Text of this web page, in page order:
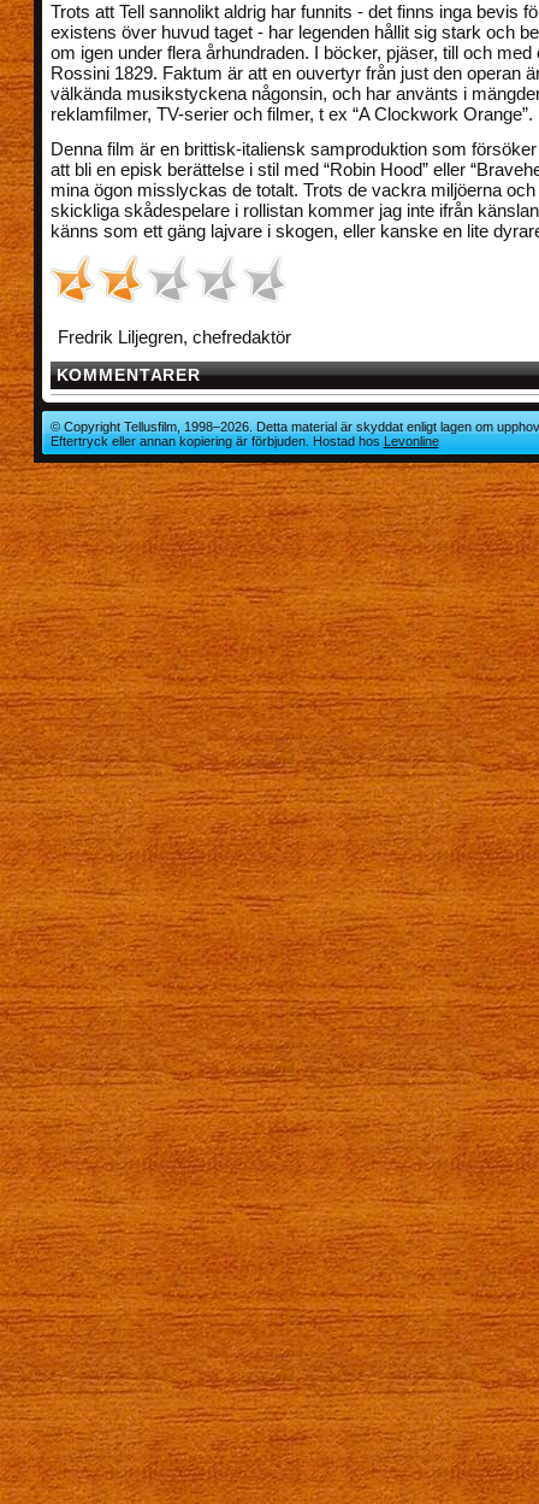
Trots att Tell sannolikt aldrig har funnits - det finns inga bevis
existens över huvud taget - har legenden hållit sig stark och
om igen under flera århundraden. I böcker, pjäser, till och med
Rossini 1829. Faktum är att en ouvertyr från just den operan
välkända musikstyckena någonsin, och har använts i
reklamfilmer, TV-serier och filmer, t ex “A Clockwork Orange”.
Denna film är en brittisk-italiensk samproduktion som
att bli en episk berättelse i stil med “Robin Hood” eller
mina ögon misslyckas de totalt. Trots de vackra miljöerna och
skickliga skådespelare i rollistan kommer jag inte ifrån
känns som ett gäng lajvare i skogen, eller kanske en lite
Fredrik Liljegren, chefredaktör
KOMMENTARER
© Copyright Tellusfilm, 1998–2026. Detta material är skyddat enligt lagen om
Eftertryck eller annan kopiering är förbjuden. Hostad hosLevonline